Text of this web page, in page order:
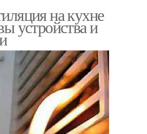
на кухне
устройства и